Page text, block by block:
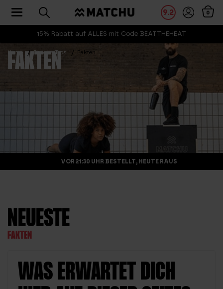
15% Rabatt auf ALLES mit Code BEATTHEHEAT
9.2 0
Toggle navigation
Home Fitness Tips Fakten
FAKTEN
VOR 21:30 UHR BESTELLT, HEUTE RAUS
NEUESTE
FAKTEN
WAS ERWARTET DICH